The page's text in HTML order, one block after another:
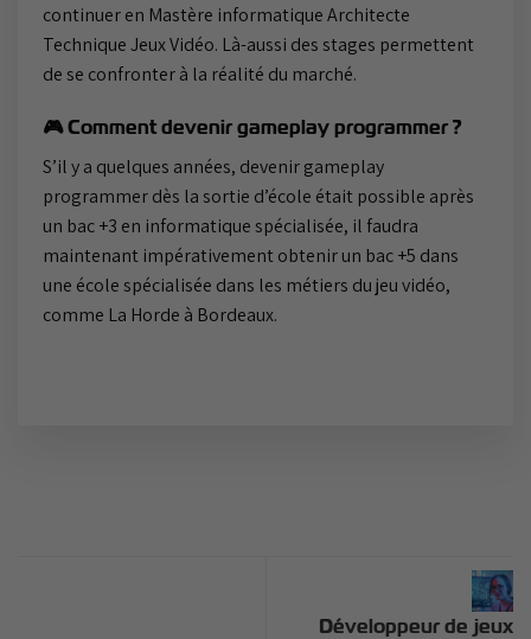
continuer en Mastère informatique Architecte
Technique Jeux Vidéo. Là-aussi des stages permettent
de se confronter à la réalité du marché.
🎮 Comment devenir gameplay programmer ?
S’il y a quelques années, devenir gameplay
programmer dès la sortie d’école était possible après
un bac +3 en informatique spécialisée, il faudra
maintenant impérativement obtenir un bac +5 dans
une école spécialisée dans les métiers du jeu vidéo,
comme La Horde à Bordeaux.
Développeur de jeux